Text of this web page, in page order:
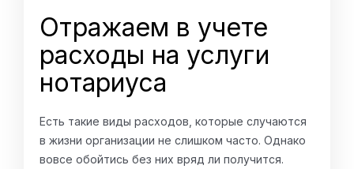
Отражаем в учете
расходы на услуги
нотариуса
Есть такие виды расходов, которые случаются
в жизни организации не слишком часто. Однако
вовсе обойтись без них вряд ли получится.